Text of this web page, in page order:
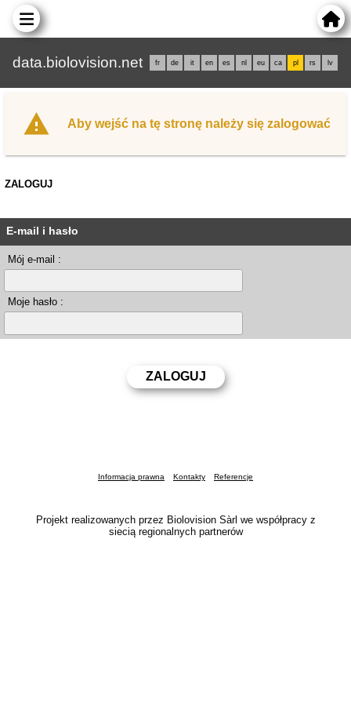
data.biolovision.net fr de it en es nl eu ca pl rs lv
Aby wejść na tę stronę należy się zalogować
ZALOGUJ
E-mail i hasło
Mój e-mail :
Moje hasło :
Informacja prawna Kontakty Referencje
Projekt realizowanych przez Biolovision Sàrl we współpracy z
siecią regionalnych partnerów